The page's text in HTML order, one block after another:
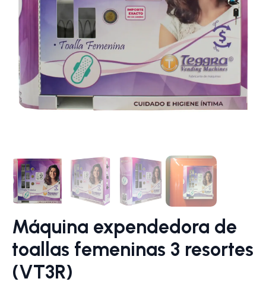
Máquina expendedora de
toallas femeninas 3 resortes
(VT3R)